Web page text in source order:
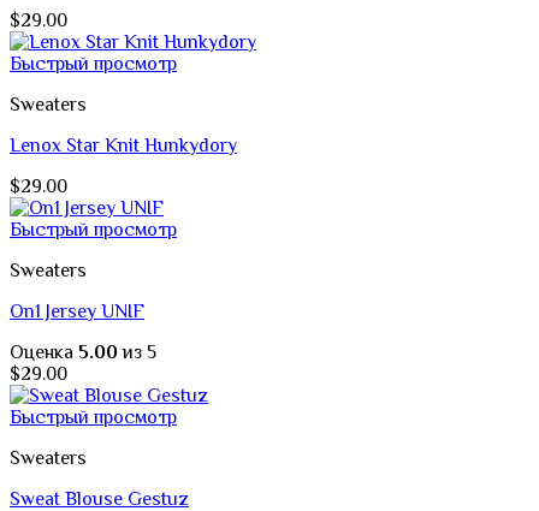
$29.00
Быстрый просмотр
Sweaters
Lenox Star Knit Hunkydory
$29.00
Быстрый просмотр
Sweaters
On1 Jersey UNIF
Оценка 5.00из 5
$29.00
Быстрый просмотр
Sweaters
Sweat Blouse Gestuz